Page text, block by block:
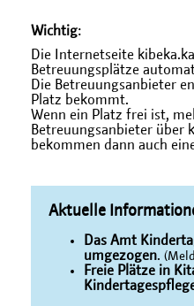
Wichtig:
Die Internetseite
Betreuungsplätze
Die Betreuungsanbieter
Platz bekommt.
Wenn ein Platz frei ist,
Betreuungsanbieter über
bekommen dann auch
Aktuelle
Das Amt
umgezogen.
Freie Plätze in